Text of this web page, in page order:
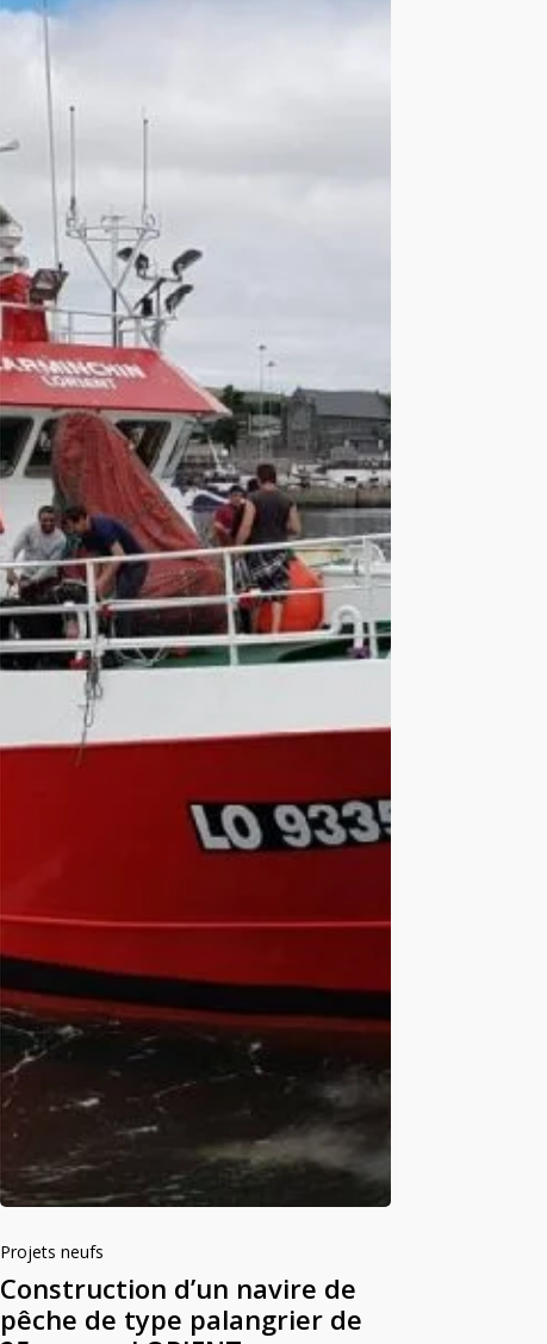
Projets neufs
Construction d’un navire de
pêche de type palangrier de